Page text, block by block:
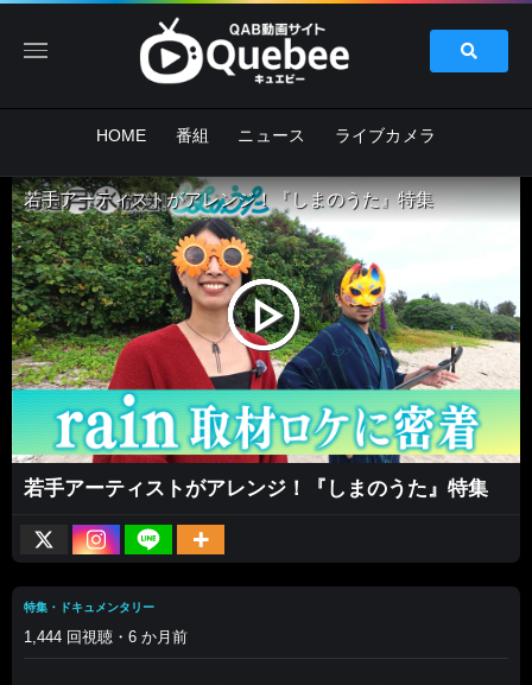
HOME 番組 ニュース ライブカメラ
若手アーティストがアレンジ！『しまのうた』特集
若手アーティストがアレンジ！『しまのうた』特集
特集・ドキュメンタリー
1,444 回視聴・6 か月前